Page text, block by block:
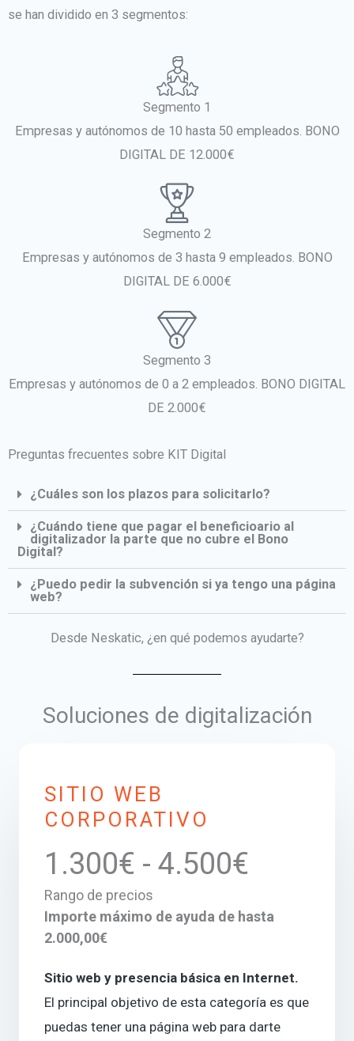
se han dividido en 3 segmentos:
Segmento 1
Empresas y autónomos de 10 hasta 50 empleados. BONO
DIGITAL DE 12.000€
Segmento 2
Empresas y autónomos de 3 hasta 9 empleados. BONO
DIGITAL DE 6.000€
Segmento 3
Empresas y autónomos de 0 a 2 empleados. BONO DIGITAL
DE 2.000€
Preguntas frecuentes sobre KIT Digital
¿Cuáles son los plazos para solicitarlo?
¿Cuándo tiene que pagar el beneficioario al
digitalizador la parte que no cubre el Bono
Digital?
¿Puedo pedir la subvención si ya tengo una página
web?
Desde Neskatic, ¿en qué podemos ayudarte?
Soluciones de digitalización
SITIO WEB
CORPORATIVO
1.300€ - 4.500€
Rango de precios
Importe máximo de ayuda de hasta
2.000,00€
Sitio web y presencia básica en Internet.
El principal objetivo de esta categoría es que
puedas tener una página web para darte